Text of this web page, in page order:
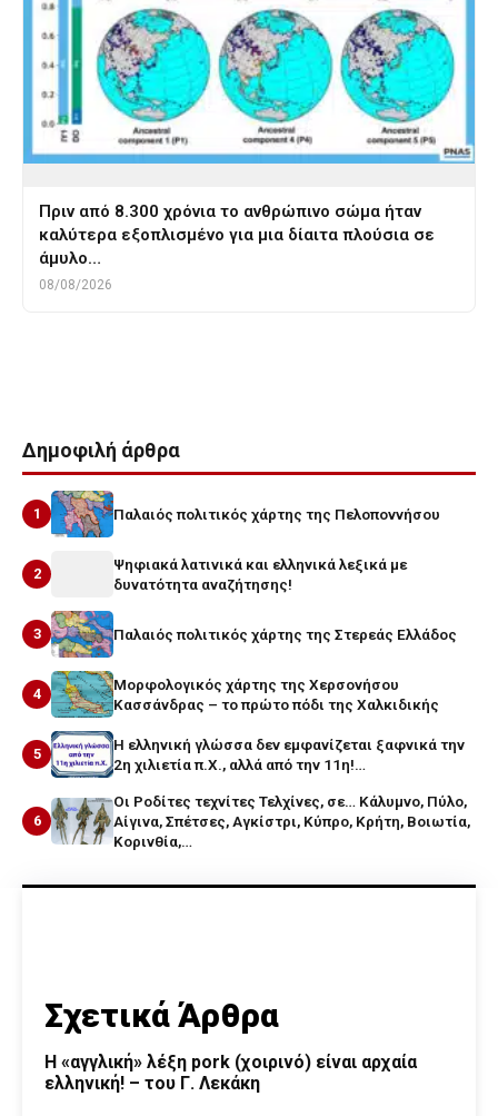
Πριν από 8.300 χρόνια το ανθρώπινο σώμα ήταν
καλύτερα εξοπλισμένο για μια δίαιτα πλούσια σε
άμυλο…
08/08/2026
Δημοφιλή άρθρα
1 Παλαιός πολιτικός χάρτης της Πελοποννήσου
2
Ψηφιακά λατινικά και ελληνικά λεξικά με
δυνατότητα αναζήτησης!
3 Παλαιός πολιτικός χάρτης της Στερεάς Ελλάδος
4
Μορφολογικός χάρτης της Χερσονήσου
Κασσάνδρας – το πρώτο πόδι της Χαλκιδικής
5
Η ελληνική γλώσσα δεν εμφανίζεται ξαφνικά την
2η χιλιετία π.Χ., αλλά από την 11η!…
6
Οι Ροδίτες τεχνίτες Τελχίνες, σε… Κάλυμνο, Πύλο,
Αίγινα, Σπέτσες, Αγκίστρι, Κύπρο, Κρήτη, Βοιωτία,
Κορινθία,…
Σχετικά Άρθρα
Η «αγγλική» λέξη pork (χοιρινό) είναι αρχαία
ελληνική! – του Γ. Λεκάκη